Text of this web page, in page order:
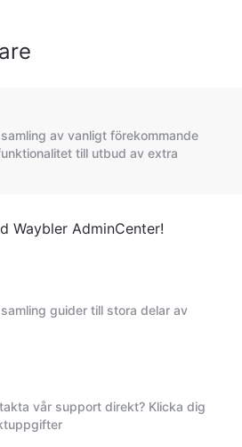
av vanligt förekommande
till utbud av extra
Waybler AdminCenter!
guider till stora delar av
vår support direkt? Klicka dig